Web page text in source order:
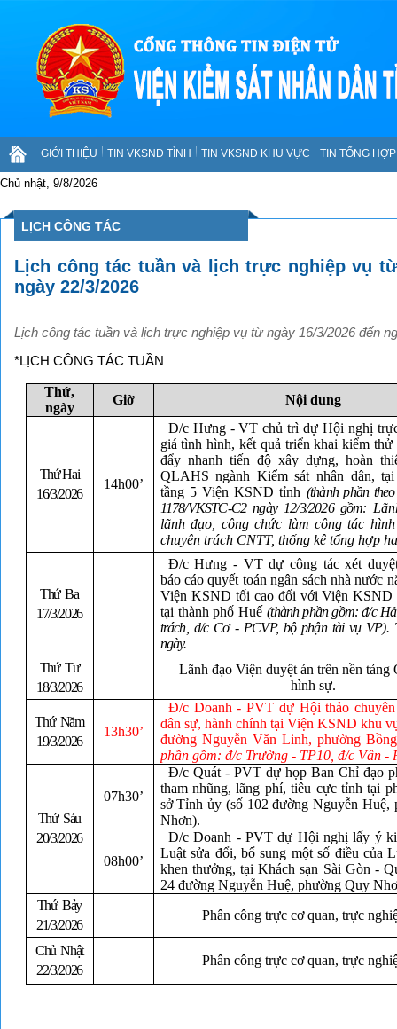
GIỚI THIỆU TIN VKSND TỈNH TIN VKSND KHU VỰC TIN TỔNG
Chủ nhật, 9/8/2026
LỊCH CÔNG TÁC
Lịch công tác tuần và lịch trực nghiệp vụ từ
ngày 22/3/2026
Lịch công tác tuần và lịch trực nghiệp vụ từ ngày 16/3/2026 đến
*LỊCH CÔNG TÁC TUẦN
Thứ,
ngày
Giờ Nội dung
Thứ Hai
16/3/2026
14h00’
Đ/c Hưng - VT chủ trì dự Hội nghị
giá tình hình, kết quả triển khai kiểm thử
đẩy nhanh tiến độ xây dựng, hoàn
QLAHS ngành Kiểm sát nhân dân,
tầng 5 Viện KSND tỉnh (thành phần
1178/VKSTC-C2 ngày 12/3/2026 gồm:
lãnh đạo, công chức làm công tác
chuyên trách CNTT, thống kê tổng hợp
Thứ Ba
17/3/2026
Đ/c Hưng - VT dựcông tác xét
báo cáo quyết toán ngân sách nhà nước
Viện KSND tối cao đối với Viện KSND
tại thành phố Huế(thành phần gồm: đ/c
trách, đ/c Cơ - PCVP, bộ phận tài vụ VP).
ngày.
Thứ Tư
18/3/2026
Lãnh đạo Viện duyệt án trên nền tảng
hình sự.
Thứ Năm
19/3/2026
13h30’
Đ/c Doanh - PVT dự Hội thảo
dân sự, hành chính tại Viện KSND khu
đường Nguyễn Văn Linh, phường
phần gồm: đ/c Trường - TP10, đ/c Vân -
Thứ Sáu
20/3/2026
07h30’
Đ/c Quát - PVT dự họp Ban Chỉ đạo
tham nhũng, lãng phí, tiêu cực tỉnh tại
sở Tỉnh ủy (số 102 đường Nguyễn Huệ,
Nhơn).
08h00’
Đ/c Doanh - PVT dự Hội nghị lấy ý
Luật sửa đổi, bổ sung một số điều của
khen thưởng, tại Khách sạn Sài Gòn -
24 đường Nguyễn Huệ, phường Quy
Thứ Bảy
21/3/2026
Phân công trực cơ quan, trực
Chủ Nhật
22/3/2026
Phân công trực cơ quan, trực